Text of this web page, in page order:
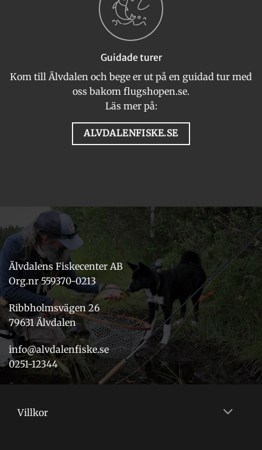
Guidade turer
Kom till Älvdalen och bege er ut på en guidad tur med
oss bakom flugshopen.se.
Läs mer på:
ALVDALENFISKE.SE
Älvdalens Fiskecenter AB
Org.nr 559370-0213
Ribbholmsvägen 26
79631 Älvdalen
info@alvdalenfiske.se
0251-12344
Villkor